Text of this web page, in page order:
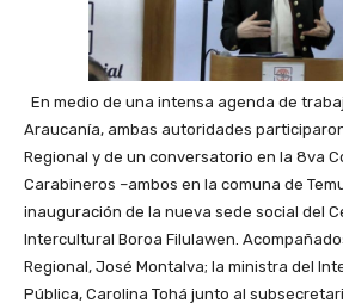
En medio de una intensa agenda de
Araucanía, ambas autoridades
Regional y de un conversatorio en la 8va
Carabineros –ambos en la comuna de
inauguración de la nueva sede social del
Intercultural Boroa Filulawen.
Regional, José Montalva; la ministra del
Pública, Carolina Tohá junto al